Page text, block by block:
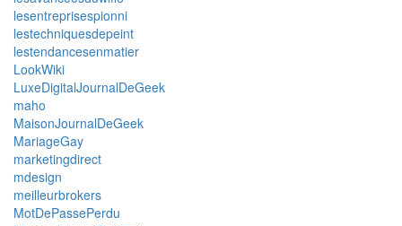
lesentreprisespionni
lestechniquesdepeint
lestendancesenmatier
LookWiki
LuxeDigitalJournalDeGeek
maho
MaisonJournalDeGeek
MariageGay
marketingdirect
mdesign
meilleurbrokers
MotDePassePerdu